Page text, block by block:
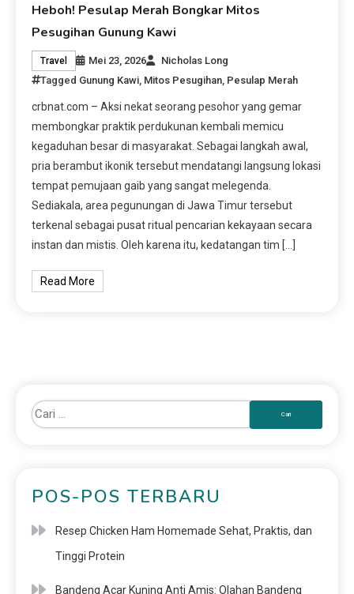
Heboh! Pesulap Merah Bongkar Mitos
Pesugihan Gunung Kawi
Travel Mei 23, 2026
Nicholas Long
Tagged Gunung Kawi Mitos Pesugihan Pesulap Merah
crbnat.com – Aksi nekat seorang pesohor yang gemar
membongkar praktik perdukunan kembali memicu
kegaduhan besar di masyarakat. Sebagai langkah awal,
pria berambut ikonik tersebut mendatangi langsung lokasi
tempat pemujaan gaib yang sangat melegenda.
Sediakala, area pegunungan di Jawa Timur tersebut
terkenal sebagai pusat ritual pencarian kekayaan secara
instan dan mistis. Oleh karena itu, kedatangan tim […]
Read More
POS-POS TERBARU
Resep Chicken Ham Homemade Sehat, Praktis, dan
Tinggi Protein
Bandeng Acar Kuning Anti Amis: Olahan Bandeng